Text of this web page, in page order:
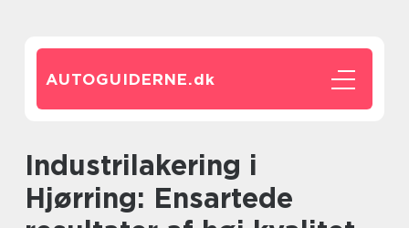
AUTOGUIDERNE.dk
Industrilakering i
Hjørring: Ensartede